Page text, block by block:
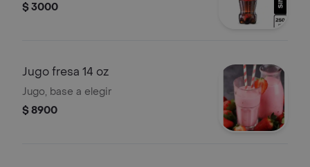
$ 3000
Jugo fresa 14 oz
Jugo, base a elegir
$ 8900